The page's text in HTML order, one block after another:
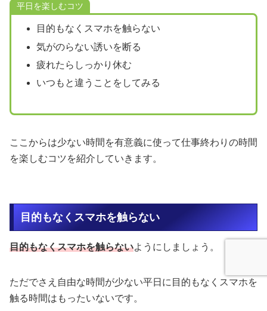
平日を楽しむコツ
目的もなくスマホを触らない
気がのらない誘いを断る
疲れたらしっかり休む
いつもと違うことをしてみる
ここからは少ない時間を有意義に使って仕事終わりの時間
を楽しむコツを紹介していきます。
目的もなくスマホを触らない
目的もなくスマホを触らないようにしましょう。
ただでさえ自由な時間が少ない平日に目的もなくスマホを
触る時間はもったいないです。